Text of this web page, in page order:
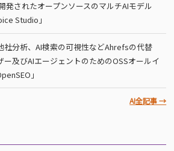
発されたオープンソースのマルチAIモデル
Studio」
社分析、AI検索の可視性などAhrefsの代替
ー及びAIエージェントのためのOSSオールイ
」
AI全記事 →